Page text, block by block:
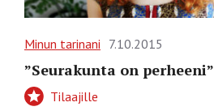
Minun tarinani 7.10.2015
”Seurakunta on perheeni”
Tilaajille